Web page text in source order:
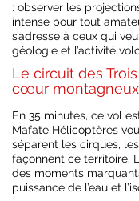
: observer les
intense pour tout
s’adresse à ceux qui
géologie et l’activité
Le circuit des
cœur montagneux
En 35 minutes, ce vol
Mafate Hélicoptères
séparent les cirques,
façonnent ce territoire.
des moments
puissance de l’eau et